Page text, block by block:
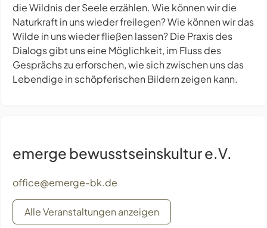
die Wildnis der Seele erzählen. Wie können wir die
Naturkraft in uns wieder freilegen? Wie können wir das
Wilde in uns wieder fließen lassen? Die Praxis des
Dialogs gibt uns eine Möglichkeit, im Fluss des
Gesprächs zu erforschen, wie sich zwischen uns das
Lebendige in schöpferischen Bildern zeigen kann.
emerge bewusstseinskultur e.V.
office@emerge-bk.de
Alle Veranstaltungen anzeigen